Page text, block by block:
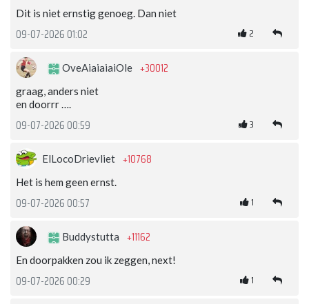
Dit is niet ernstig genoeg. Dan niet
09-07-2026 01:02 2
OveAiaiaiaiOle +30012
graag, anders niet
en doorrr ….
09-07-2026 00:59 3
ElLocoDrievliet +10768
Het is hem geen ernst.
09-07-2026 00:57 1
Buddystutta +11162
En doorpakken zou ik zeggen, next!
09-07-2026 00:29 1